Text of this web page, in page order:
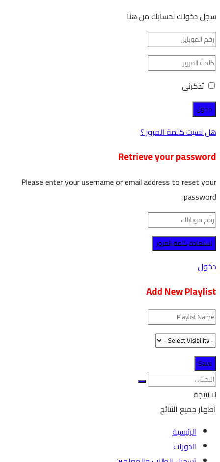
سجل دخولك لحسابك من هنا
تذكرني
هل نسيت كلمة المرور ؟
Retrieve your password
Please enter your username or email address to reset your
password.
دخول
Add New Playlist
لا نتيجة
اظهار جميع النتائج
الرئيسية
الدورات